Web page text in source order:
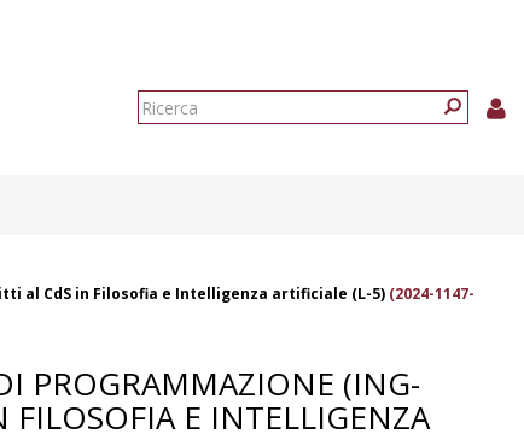
Form
al CdS in Filosofia e Intelligenza artificiale (L-5) (2024-1147-
PROGRAMMAZIONE (ING-
E INTELLIGENZA